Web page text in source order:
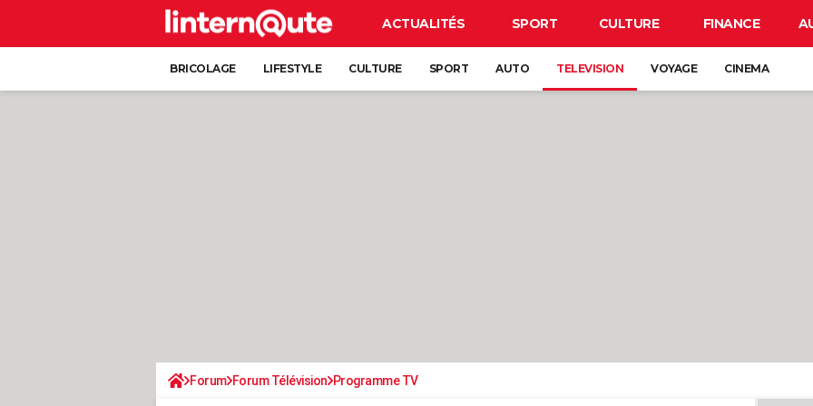
ACTUALITÉS SPORT CULTURE FINANCE
BRICOLAGE LIFESTYLE CULTURE SPORT AUTO TELEVISION VOYAGE CINEMA
Forum Forum Télévision Programme TV